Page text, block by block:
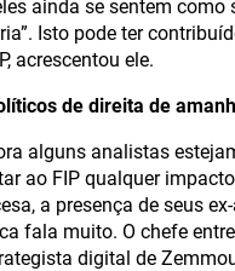
ainda se sentem como
Isto pode ter
acrescentou ele.
de direita de
alguns analistas
ao FIP qualquer
a presença de seus
fala muito. O chefe
digital de